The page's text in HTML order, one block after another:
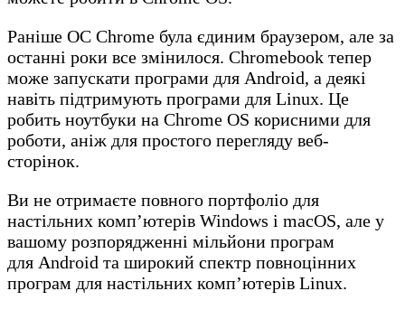
Раніше ОС Chrome була єдиним браузером, але за
останні роки все змінилося. Chromebook тепер
може запускати програми для Android, а деякі
навіть підтримують програми для Linux. Це
робить ноутбуки на Chrome OS корисними для
роботи, аніж для простого перегляду веб-
сторінок.
Ви не отримаєте повного портфоліо для
настільних комп’ютерів Windows і macOS, але у
вашому розпорядженні мільйони програм
для Android та широкий спектр повноцінних
програм для настільних комп’ютерів Linux.